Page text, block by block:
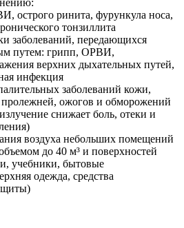
острого ринита, фурункула носа,
тонзиллита
заболеваний, передающихся
путем: грипп, ОРВИ,
верхних дыхательных путей,
инфекция
заболеваний кожи,
ожогов и обморожений
снижает боль, отеки и
воздуха небольших помещений
до 40 м³ и поверхностей
учебники, бытовые
одежда, средства